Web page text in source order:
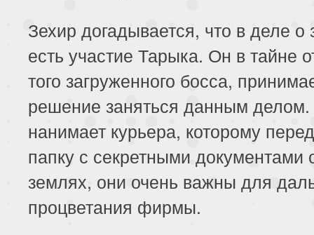
Зехир догадывается, что в деле о
есть участие Тарыка. Он в тайне
того загруженного босса,
решение заняться данным
нанимает курьера, которому
папку с секретными документами
землях, они очень важны для
процветания фирмы.